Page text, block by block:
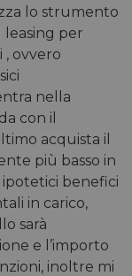
lo strumento
per
ovvero
nella
con il
acquista il
più basso in
benefici
in carico,
sarà
e l’importo
inoltre mi